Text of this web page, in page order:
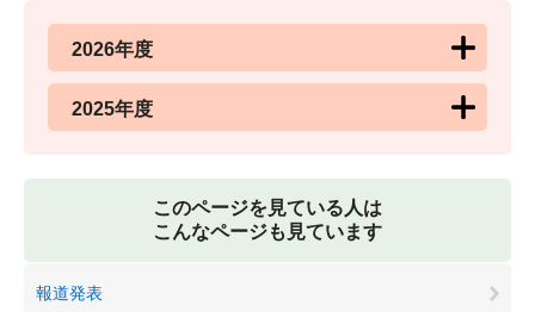
2026年度
2025年度
このページを見ている人は
こんなページも見ています
報道発表